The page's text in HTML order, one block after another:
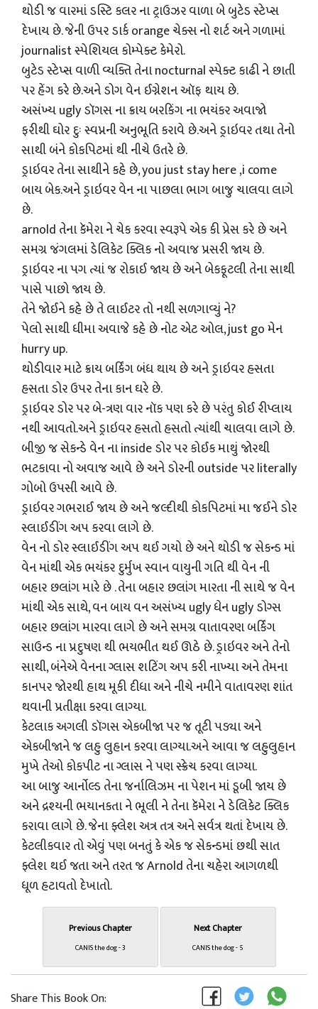
થોડી જ વારમાં ડસ્ટિ કલર ના ટ્રાઉઝર વાળા બે બુટેડ સ્ટેપ્સ
દેખાય છે. જેની ઉપર ડાર્ક orange ચેક્સ નો શર્ટ અને ગળામાં
journalist સ્પેશિયલ કોમ્પેક્ટ કેમેરો.
બુટેડ સ્ટેપ્સ વાળી વ્યક્તિ તેના nocturnal સ્પેક્ટ કાઢી ને છાતી
પર હેંગ કરે છે.અને ડોગ વેન ઈગ્નેશન ઑફ થાય છે.
અસંખ્ય ugly ડૉગસ ના ક્રાય બરકિંગ ના ભયંકર અવાજો
ફરીથી ઘોર દુઃ સ્વપ્નની અનુભૂતિ કરાવે છે.અને ડ્રાઇવર તથા તેનો
સાથી બંને કોકપિટમાં થી નીચે ઉતરે છે.
ડ્રાઇવર તેના સાથીને કહે છે, you just stay here ,i come
બાય બેક.અને ડ્રાઇવર વેન ના પાછલા ભાગ બાજુ ચાલવા લાગે
છે.
arnold તેના કૅમેરા ને ચેક કરવા સ્વરૂપે એક કી પ્રેસ કરે છે અને
સમગ્ર જંગલમાં ડેલિકેટ ક્લિક નો અવાજ પ્રસરી જાય છે.
ડ્રાઇવર ના પગ ત્યાં જ રોકાઈ જાય છે અને બેકફૂટલી તેના સાથી
પાસે પાછો જાય છે.
તેને જોઈને કહે છે તે લાઈટર તો નથી સળગાવ્યું ને?
પેલો સાથી ધીમા અવાજે કહે છે નોટ એટ ઓલ, just go મેન
hurry up.
થોડીવાર માટે ક્રાય બર્કિંગ બંધ થાય છે અને ડ્રાઇવર હસતા
હસતા ડોર ઉપર તેના કાન ઘરે છે.
ડ્રાઇવર ડોર પર બે-ત્રણ વાર નૉક પણ કરે છે પરંતુ કોઈ રીપ્લાય
નથી આવતો.અને ડ્રાઇવર હસતો હસતો ત્યાંથી ચાલવા લાગે છે.
બીજી જ સેકન્ડે વેન ના inside ડોર પર કોઈક માથું જોરથી
ભટકાવા નો અવાજ આવે છે અને ડોરની outside પર literally
ગોબો ઉપસી આવે છે.
ડ્રાઇવર ગભરાઈ જાય છે અને જલ્દીથી કોકપિટમાં મા જઈને ડોર
સ્લાઈડીંગ અપ કરવા લાગે છે.
વેન નો ડોર સ્લાઈડીંગ અપ થઈ ગયો છે અને થોડી જ સેકન્ડ માં
વેન માંથી એક ભયંકર દુર્મુખ સ્વાન વાયુની ગતિ થી વેન ની
બહાર છલાંગ મારે છે . તેના બહાર છલાંગ મારતા ની સાથે જ વેન
માંથી એક સાથે, વન બાય વન અસંખ્ય ugly ધેન ugly ડોગ્સ
બહાર છલાંગ મારવા લાગે છે અને સમગ્ર વાતાવરણ બર્કિંગ
સાઉન્ડ ના પ્રદુષણ થી ભયભીત થઈ ઊઠે છે. ડ્રાઇવર અને તેનો
સાથી, બંનેએ વેનના ગ્લાસ શટિંગ અપ કરી નાખ્યા અને તેમના
કાનપર જોરથી હાથ મૂકી દીધા અને નીચે નમીને વાતાવરણ શાંત
થવાની પ્રતીક્ષા કરવા લાગ્યા.
કેટલાક અગલી ડૉગસ એકબીજા પર જ તૂટી પડ્યા અને
એકબીજાને જ લહુ લુહાન કરવા લાગ્યા.અને આવા જ લહુલુહાન
મુખે તેઓ કોકપીટ ના ગ્લાસ ને પણ સ્ક્રેચ કરવા લાગ્યા.
આ બાજુ આર્નોલ્ડ તેના જર્નાલિઝમ ના પેશન માં ડૂબી જાય છે
અને દ્રશ્યની ભયાનકતા ને ભૂલી ને તેના કૅમેરા ને ડેલિકેટ ક્લિક
કરાવા લાગે છે. જેના ફ્લેશ અત્ર તત્ર અને સર્વત્ર થતાં દેખાય છે.
કેટલીકવાર તો એવુંં પણ બનતું કે એક જ સેકન્ડમાંં છથી સાત
ફ્લેશ થઈ જતા અને તરત જ Arnold તેના ચહેરા આગળથી
ધૂળ હટાવતો દેખાતો.
Previous Chapter
CANIS the dog - 3
Next Chapter
CANIS the dog - 5
Share This Book On: